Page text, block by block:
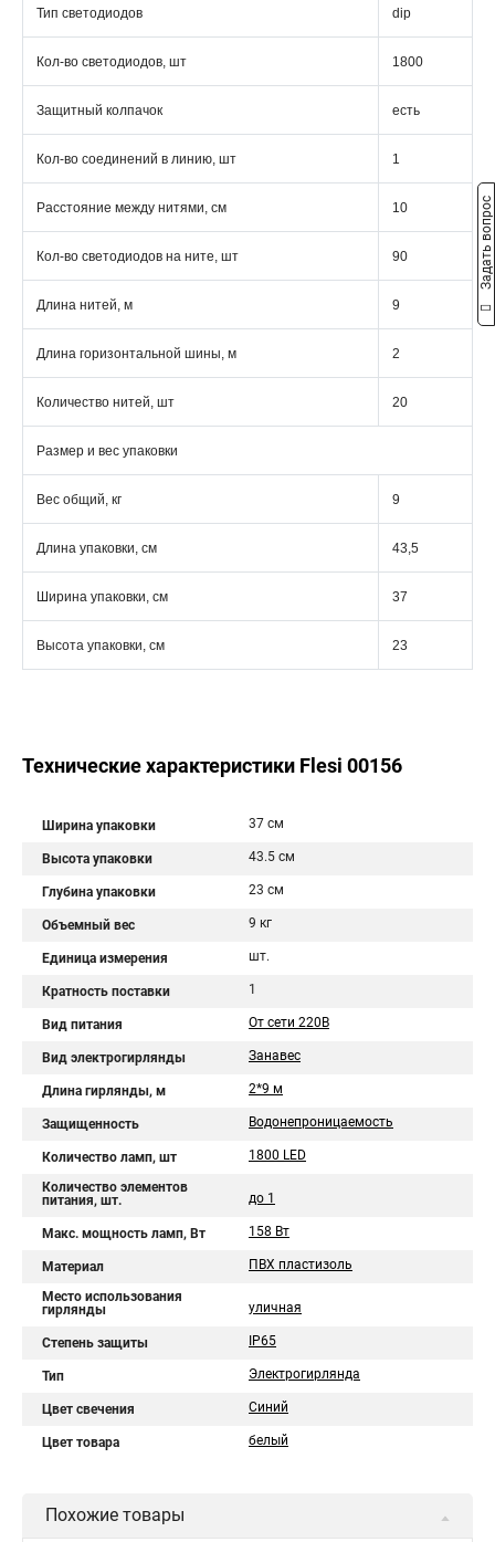
Тип светодиодов dip
Кол-во светодиодов, шт 1800
Защитный колпачок есть
Кол-во соединений в линию, шт 1
Расстояние между нитями, см 10
Кол-во светодиодов на ните, шт 90
Длина нитей, м 9
Длина горизонтальной шины, м 2
Количество нитей, шт 20
Размер и вес упаковки
Вес общий, кг 9
Длина упаковки, см 43,5
Ширина упаковки, см 37
Высота упаковки, см 23
Технические характеристики Flesi 00156
Ширина упаковки 37 см
Высота упаковки 43.5 см
Глубина упаковки 23 см
Объемный вес 9 кг
Единица измерения шт.
Кратность поставки 1
Вид питания От сети 220В
Вид электрогирлянды Занавес
Длина гирлянды, м 2*9 м
Защищенность Водонепроницаемость
Количество ламп, шт 1800 LED
Количество элементов
питания, шт.
до 1
Макс. мощность ламп, Вт 158 Вт
Материал ПВХ пластизоль
Место использования
гирлянды
уличная
Степень защиты IP65
Тип Электрогирлянда
Цвет свечения Синий
Цвет товара белый
Похожие товары
Задать вопрос